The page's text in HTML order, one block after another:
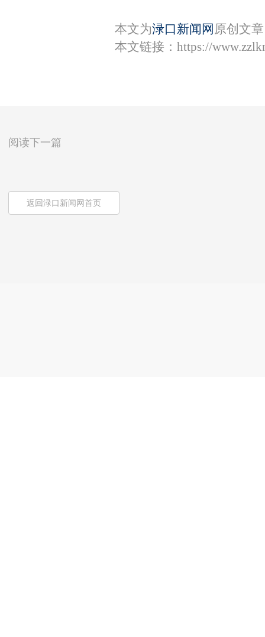
本文为渌口新闻网 原创文
本文链接： https://
阅读下一篇
返回渌口新闻网首页